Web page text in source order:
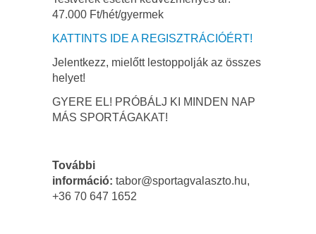
47.000 Ft/hét/gyermek
KATTINTS IDE A REGISZTRÁCIÓÉRT!
Jelentkezz, mielőtt lestoppolják az összes
helyet!
GYERE EL! PRÓBÁLJ KI MINDEN NAP
MÁS SPORTÁGAKAT!
További
információ: tabor@sportagvalaszto.hu,
+36 70 647 1652